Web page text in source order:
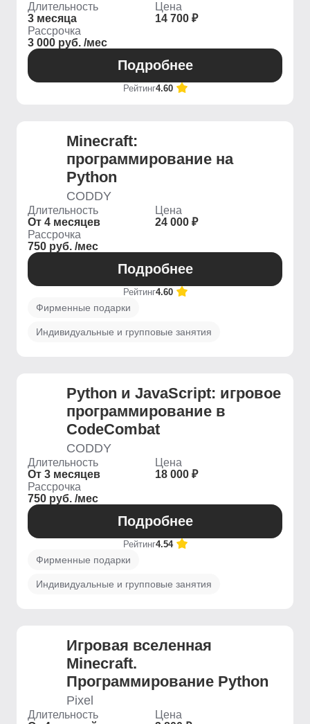
Длительность
3 месяца
Цена
14 700 ₽
Рассрочка
3 000 руб. /мес
Подробнее
Рейтинг4.60
Minecraft:
программирование на
Python
CODDY
Длительность
От 4 месяцев
Цена
24 000 ₽
Рассрочка
750 руб. /мес
Подробнее
Рейтинг4.60
Фирменные подарки
Индивидуальные и групповые занятия
Python и JavaScript: игровое
программирование в
CodeCombat
CODDY
Длительность
От 3 месяцев
Цена
18 000 ₽
Рассрочка
750 руб. /мес
Подробнее
Рейтинг4.54
Фирменные подарки
Индивидуальные и групповые занятия
Игровая вселенная
Minecraft.
Программирование Python
Pixel
Длительность
Цена